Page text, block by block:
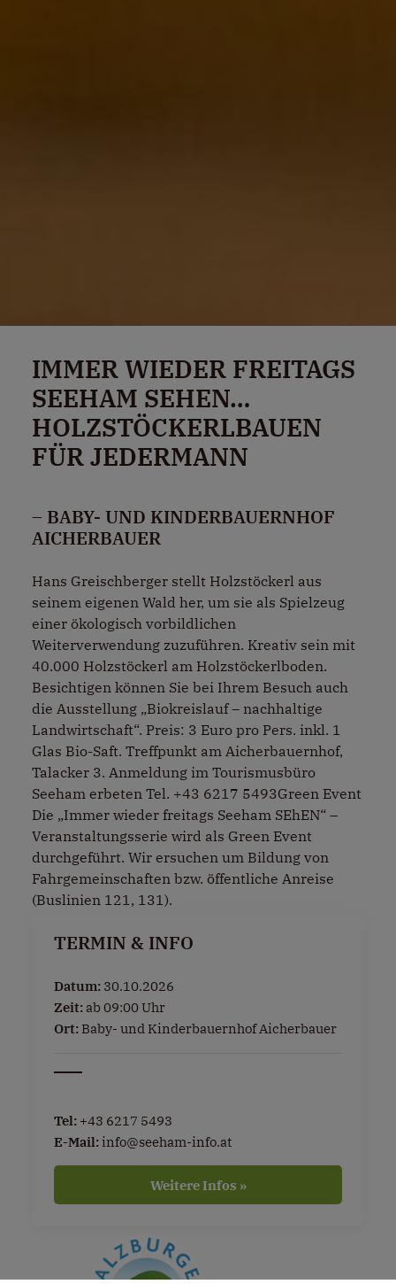
IMMER WIEDER FREITAGS
SEEHAM SEHEN…
HOLZSTÖCKERLBAUEN
FÜR JEDERMANN
– BABY- UND KINDERBAUERNHOF
AICHERBAUER
Hans Greischberger stellt Holzstöckerl aus
seinem eigenen Wald her, um sie als Spielzeug
einer ökologisch vorbildlichen
Weiterverwendung zuzuführen. Kreativ sein mit
40.000 Holzstöckerl am Holzstöckerlboden.
Besichtigen können Sie bei Ihrem Besuch auch
die Ausstellung „Biokreislauf – nachhaltige
Landwirtschaft“. Preis: 3 Euro pro Pers. inkl. 1
Glas Bio-Saft. Treffpunkt am Aicherbauernhof,
Talacker 3. Anmeldung im Tourismusbüro
Seeham erbeten Tel. +43 6217 5493Green Event
Die „Immer wieder freitags Seeham SEhEN“ –
Veranstaltungsserie wird als Green Event
durchgeführt. Wir ersuchen um Bildung von
Fahrgemeinschaften bzw. öffentliche Anreise
(Buslinien 121, 131).
TERMIN & INFO
Datum: 30.10.2026
Zeit: ab 09:00 Uhr
Ort: Baby- und Kinderbauernhof Aicherbauer
Tel: +43 6217 5493
E-Mail:info@seeham-info.at
Weitere Infos »